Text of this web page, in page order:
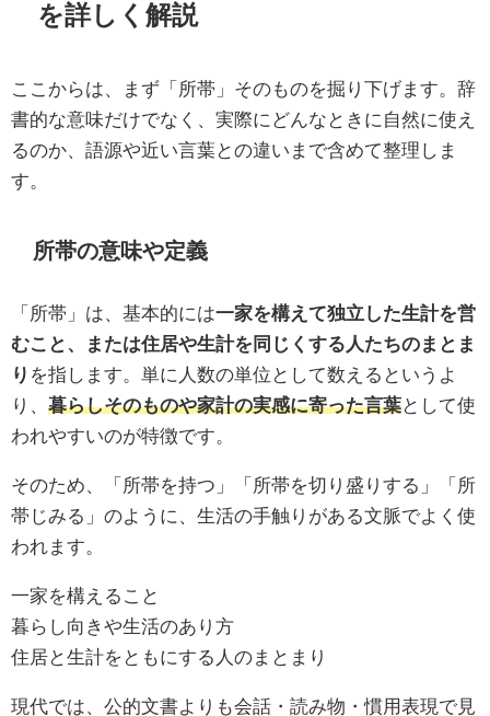
を詳しく解説
ここからは、まず「所帯」そのものを掘り下げます。辞
書的な意味だけでなく、実際にどんなときに自然に使え
るのか、語源や近い言葉との違いまで含めて整理しま
す。
所帯の意味や定義
「所帯」は、基本的には一家を構えて独立した生計を営
むこと、または住居や生計を同じくする人たちのまとま
り を指します。単に人数の単位として数えるというよ
り、 暮らしそのものや家計の実感に寄った言葉として使
われやすいのが特徴です。
そのため、「所帯を持つ」「所帯を切り盛りする」「所
帯じみる」のように、生活の手触りがある文脈でよく使
われます。
一家を構えること
暮らし向きや生活のあり方
住居と生計をともにする人のまとまり
現代では、公的文書よりも会話・読み物・慣用表現で見